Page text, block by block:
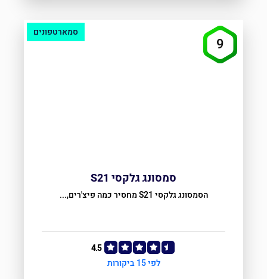
סמארטפונים
9
סמסונג גלקסי S21
הסמסונג גלקסי S21 מחסיר כמה פיצ'רים,...
4.5
לפי 15 ביקורות